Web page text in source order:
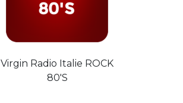
Virgin Radio Italie ROCK
80'S